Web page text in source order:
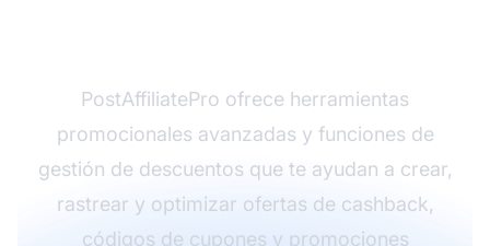
PostAffiliatePro ofrece herramientas
promocionales avanzadas y funciones de
gestión de descuentos que te ayudan a crear,
rastrear y optimizar ofertas de cashback,
códigos de cupones y promociones